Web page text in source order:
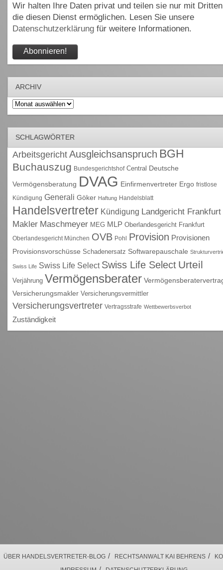
Wir halten Ihre Daten privat und teilen sie nur mit
die diesen Dienst ermöglichen. Lesen Sie unsere
Datenschutzerklärungfür weitere Informationen.
ARCHIV
Archiv
SCHLAGWÖRTER
Arbeitsgericht Ausgleichsanspruch BGH
Buchauszug Bundesgerichtshof Central Deutsche
Vermögensberatung DVAG Einfirmenvertreter Ergo fristlose
Kündigung Generali Göker Haftung Handelsblatt
Handelsvertreter Kündigung Landgericht Frankfurt
Makler Maschmeyer MEG MLP Oberlandesgericht Frankfurt
Oberlandesgericht München OVB Pohl Provision Provisionen
Provisionsvorschüsse Schadenersatz Softwarepauschale
Swiss Life Swiss Life Select Swiss Life Select Urteil
Verjährung Vermögensberater
Versicherungsmakler Versicherungsvermittler
Versicherungsvertreter Vertragsstrafe Wettbewerbsverbot
Zuständigkeit
ÜBER HANDELSVERTRETER-BLOG / RECHTSANWALT KAI BEHRENS /